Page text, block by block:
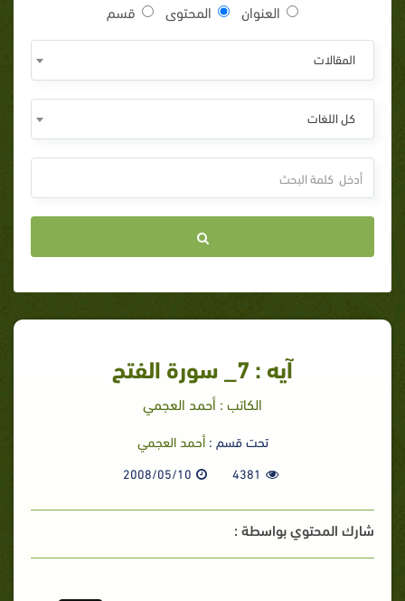
العنوان المحتوى قسم
المقالات
كل اللغات
آيه : 7_ سورة الفتح
الكاتب : أحمد العجمي
تحت قسم :أحمد العجمي
4381
2008/05/10
شارك المحتوي بواسطة :